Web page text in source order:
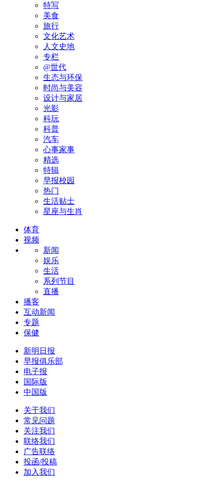
特写
美食
旅行
文化艺术
人文史地
专栏
@世代
生态与环保
时尚与美容
设计与家居
光影
科玩
科普
汽车
心事家事
精选
特辑
早报校园
热门
生活贴士
星座与生肖
体育
视频
新闻
娱乐
生活
系列节目
直播
播客
互动新闻
专题
保健
新明日报
早报俱乐部
电子报
国际版
中国版
关于我们
常见问题
关注我们
联络我们
广告联络
投函/投稿
加入我们